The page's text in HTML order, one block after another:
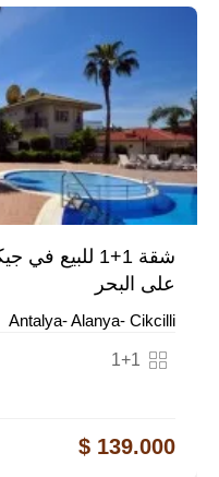
شقة 1+1 للبيع
على البحر
Antalya- Alanya- Cikcilli
1+1
139.000 $